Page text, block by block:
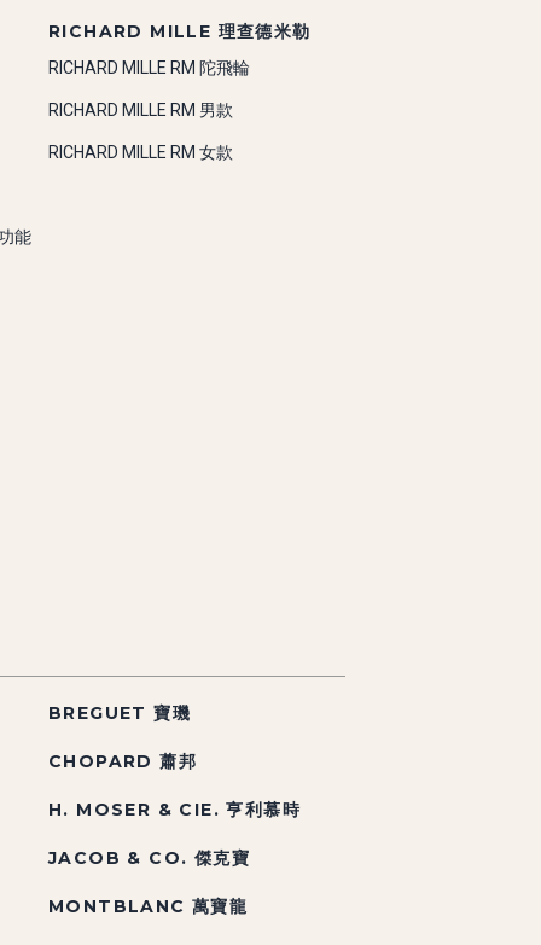
能
RICHARD MILLE 理查德米勒
RICHARD MILLE RM 陀飛輪
RICHARD MILLE RM 男款
RICHARD MILLE RM 女款
BREGUET 寶璣
CHOPARD 蕭邦
H. MOSER & CIE. 亨利慕時
JACOB & CO. 傑克寶
MONTBLANC 萬寶龍